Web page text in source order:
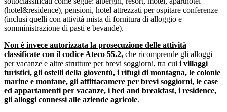
(hotel&residence), pensioni, hotel attrezzati per ospitare conferenze
(inclusi quelli con attività mista di fornitura di alloggio e
somministrazione di pasti e bevande).
Non è invece autorizzata la prosecuzione delle attività
classificate con il codice Ateco 55.2, che ricomprende gli alloggi
per vacanze e altre strutture per brevi soggiorni, tra cui i villaggi
turistici, gli ostelli della gioventù, i rifugi di montagna, le colonie
marine e montane, gli affittacamere per brevi soggiorni, le case
ed appartamenti per vacanze, i bed and breakfast, i residence,
gli alloggi connessi alle aziende agricole.